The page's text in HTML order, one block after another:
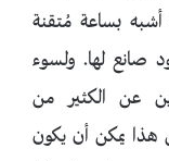
أشبه بساعة مُتقنة
صانع لها. ولسوء
عن الكثير من
هذا يمكن أن يكون